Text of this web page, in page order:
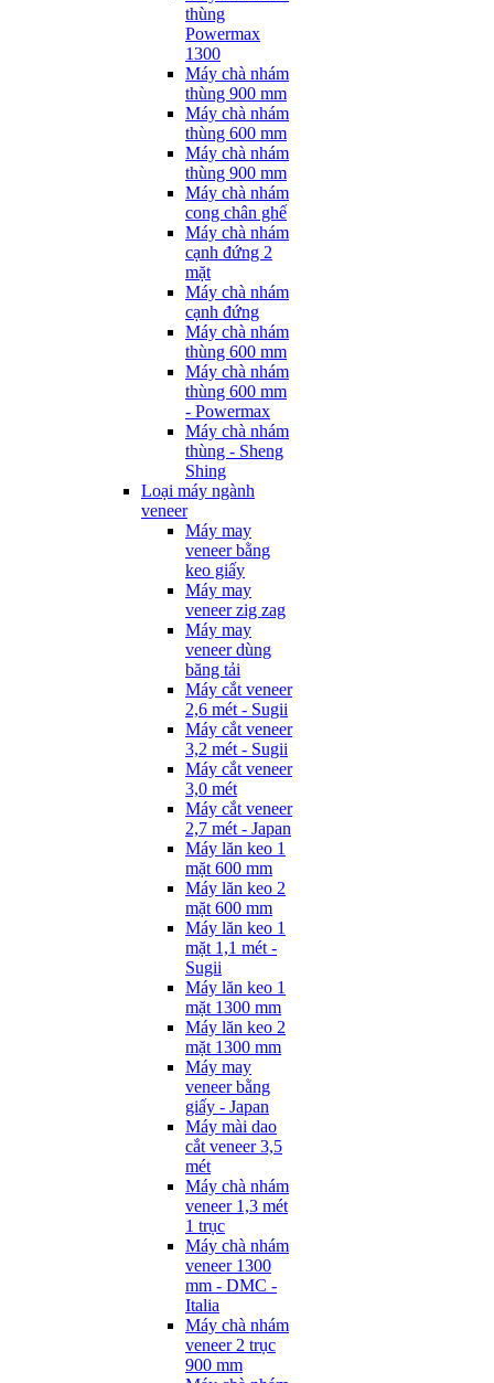
thùng
Powermax
1300
Máy chà nhám
thùng 900 mm
Máy chà nhám
thùng 600 mm
Máy chà nhám
thùng 900 mm
Máy chà nhám
cong chân ghế
Máy chà nhám
cạnh đứng 2
mặt
Máy chà nhám
cạnh đứng
Máy chà nhám
thùng 600 mm
Máy chà nhám
thùng 600 mm
- Powermax
Máy chà nhám
thùng - Sheng
Shing
Loại máy ngành
veneer
Máy may
veneer bằng
keo giấy
Máy may
veneer zig zag
Máy may
veneer dùng
băng tải
Máy cắt veneer
2,6 mét - Sugii
Máy cắt veneer
3,2 mét - Sugii
Máy cắt veneer
3,0 mét
Máy cắt veneer
2,7 mét - Japan
Máy lăn keo 1
mặt 600 mm
Máy lăn keo 2
mặt 600 mm
Máy lăn keo 1
mặt 1,1 mét -
Sugii
Máy lăn keo 1
mặt 1300 mm
Máy lăn keo 2
mặt 1300 mm
Máy may
veneer bằng
giấy - Japan
Máy mài dao
cắt veneer 3,5
mét
Máy chà nhám
veneer 1,3 mét
1 trục
Máy chà nhám
veneer 1300
mm - DMC -
Italia
Máy chà nhám
veneer 2 trục
900 mm